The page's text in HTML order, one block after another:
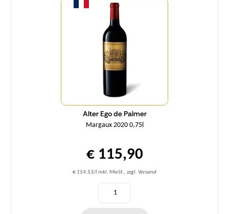
Alter Ego de Palmer
Margaux 2020 0,75l
€ 115,90
€ 154,53/l inkl. MwSt., zzgl. Versand